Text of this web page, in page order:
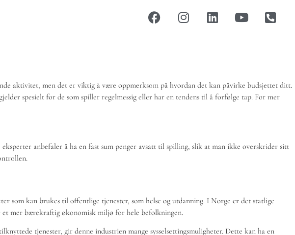
aktivitet, men det er viktig å være oppmerksom på hvordan det kan påvirke budsjettet ditt.
spesielt for de som spiller regelmessig eller har en tendens til å forfølge tap. For mer
anbefaler å ha en fast sum penger avsatt til spilling, slik at man ikke overskrider sitt
som kan brukes til offentlige tjenester, som helse og utdanning. I Norge er det statlige
mer bærekraftig økonomisk miljø for hele befolkningen.
tjenester, gir denne industrien mange sysselsettingsmuligheter. Dette kan ha en